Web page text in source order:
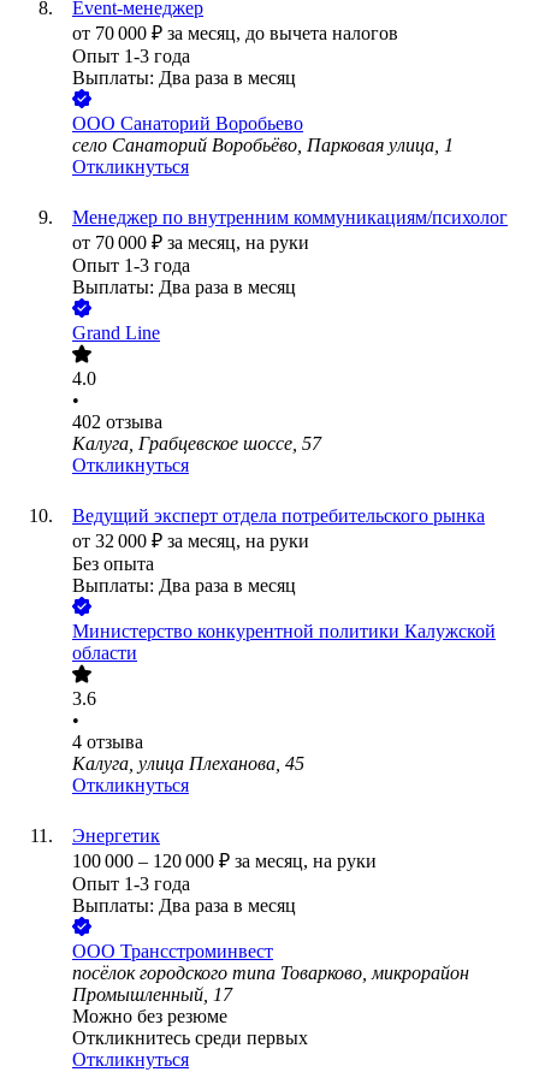
Event-менеджер
от 70 000 ₽ за месяц, до вычета налогов
Опыт 1-3 года
Выплаты: Два раза в месяц
ООО Санаторий Воробьево
село Санаторий Воробьёво, Парковая улица, 1
Откликнуться
Менеджер по внутренним коммуникациям/психолог
от 70 000 ₽ за месяц, на руки
Опыт 1-3 года
Выплаты: Два раза в месяц
Grand Line
4.0
•
402 отзыва
Калуга, Грабцевское шоссе, 57
Откликнуться
Ведущий эксперт отдела потребительского рынка
от 32 000 ₽ за месяц, на руки
Без опыта
Выплаты: Два раза в месяц
Министерство конкурентной политики Калужской
области
3.6
•
4 отзыва
Калуга, улица Плеханова, 45
Откликнуться
Энергетик
100 000 – 120 000 ₽ за месяц, на руки
Опыт 1-3 года
Выплаты: Два раза в месяц
ООО Трансстроминвест
посёлок городского типа Товарково, микрорайон
Промышленный, 17
Можно без резюме
Откликнитесь среди первых
Откликнуться